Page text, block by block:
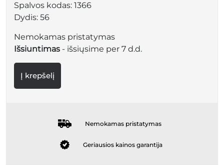
Spalvos kodas: 1366
Dydis: 56
Nemokamas pristatymas
Išsiuntimas - išsiųsime per 7 d.d.
Į krepšelį
Nemokamas pristatymas
Geriausios kainos garantija